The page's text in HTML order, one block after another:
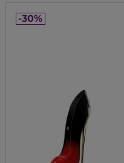
-30%